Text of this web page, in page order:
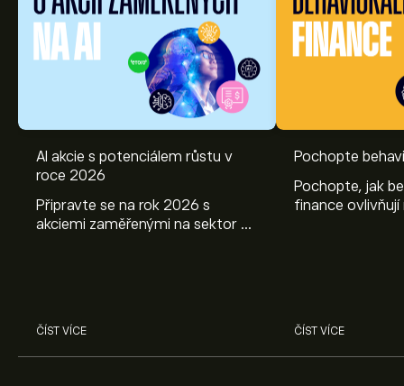
AI akcie s potenciálem růstu v
roce 2026
Připravte se na rok 2026 s
akciemi zaměřenými na sektor AI.
ČÍST VÍCE
Pochopte
Pochopte, jak
finance
ČÍST VÍCE